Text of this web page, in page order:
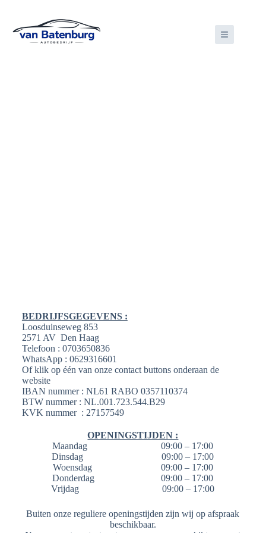
BEDRIJFSGEGEVENS :
Loosduinseweg 853
2571 AV Den Haag
Telefoon : 0703650836
WhatsApp : 0629316601
Of klik op één van onze contact buttons onderaan de
website
IBAN nummer : NL61 RABO 0357110374
BTW nummer : NL.001.723.544.B29
KVK nummer : 27157549
OPENINGSTIJDEN :
Maandag 09:00 – 17:00
Dinsdag 09:00 – 17:00
Woensdag 09:00 – 17:00
Donderdag 09:00 – 17:00
Vrijdag 09:00 – 17:00
Buiten onze reguliere openingstijden zijn wij op afspraak
beschikbaar.